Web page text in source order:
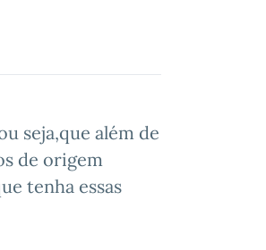
seja,que além de
de origem
tenha essas